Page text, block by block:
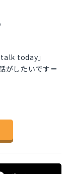
today」
がしたいです＝